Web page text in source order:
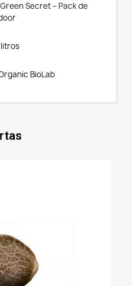
Secret – Pack de
BioLab